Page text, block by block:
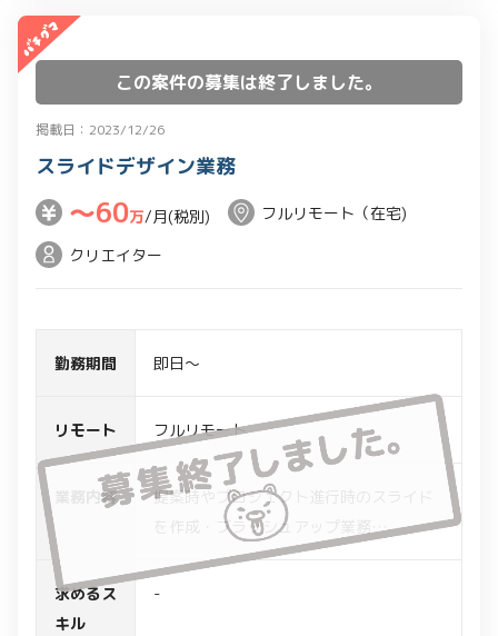
この案件の募集は終了しました。
掲載日：2023/12/26
スライドデザイン業務
〜60万/月(税別)
フルリモート（在宅)
クリエイター
勤務期間 即日～
リモート フルリモート
業務内容
提案時やプロジェクト進行時のスライド
を作成・ブラッシュアップ業務
- 提案、プロジェクト進行スライドの作
求めるス
キル
-